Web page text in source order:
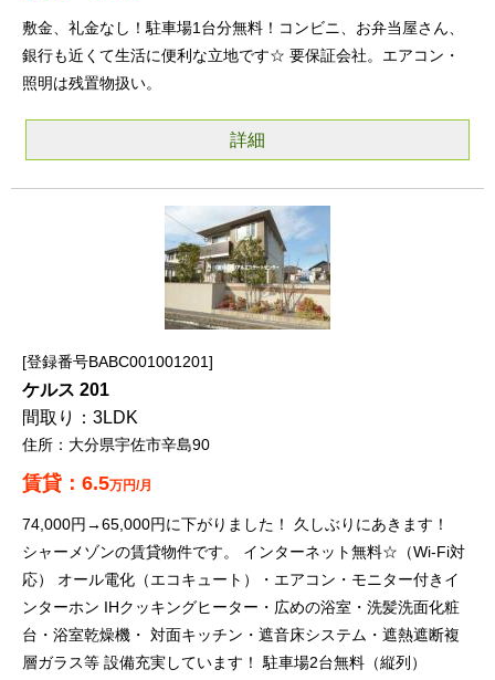
敷金、礼金なし！駐車場1台分無料！コンビニ、お弁当屋さん、
銀行も近くて生活に便利な立地です☆ 要保証会社。エアコン・
照明は残置物扱い。
詳細
登録番号BABC001001201
ケルス 201
3LDK
大分県宇佐市辛島90
6.5万円/月
74,000円→65,000円に下がりました！ 久しぶりにあきます！
シャーメゾンの賃貸物件です。 インターネット無料☆（Wi-Fi対
応） オール電化（エコキュート）・エアコン・モニター付きイ
ンターホン IHクッキングヒーター・広めの浴室・洗髪洗面化粧
台・浴室乾燥機・ 対面キッチン・遮音床システム・遮熱遮断複
層ガラス等 設備充実しています！ 駐車場2台無料（縦列）